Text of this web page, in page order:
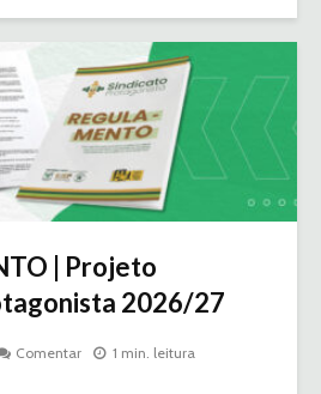
| Projeto
2026/27
Comentar 1 min. leitura